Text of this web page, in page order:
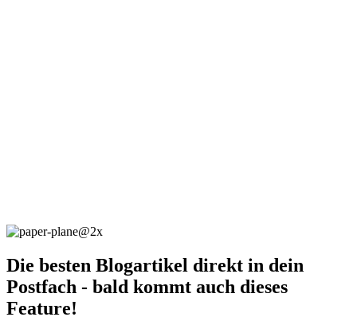
Die besten Blogartikel direkt in dein
Postfach - bald kommt auch dieses
Feature!